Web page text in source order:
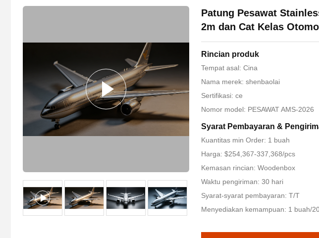
Patung Pesawat
2m dan Cat Kelas
Rincian produk
Tempat asal: Cina
Nama merek: shenbaolai
Sertifikasi: ce
Nomor model: PESAWAT AMS-2026
Syarat Pembayaran &
Kuantitas min Order: 1 buah
Harga: $254,367-337,368/pcs
Kemasan rincian: Woodenbox
Waktu pengiriman: 30 hari
Syarat-syarat pembayaran: T/T
Menyediakan kemampuan: 1 buah/